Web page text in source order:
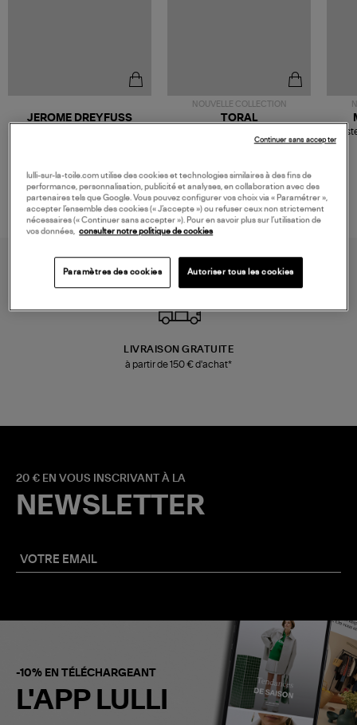
JEROME DREYFUSS
NOUVELLE COLLECTION
189,00 €
TORAL
Mousse
LIVRAISON GRATUITE
à partir de 150 € d'achat*
20 € EN VOUS INSCRIVANT À LA
NEWSLETTER
-10% EN TÉLÉCHARGEANT
L'APP LULLI
lulli-sur-la-toile.com utilise des cookies et technologies similaires à des fins de
performance, personnalisation, publicité et analyses, en collaboration avec des
partenaires tels que Google. Vous pouvez configurer vos choix via « Paramétrer »,
accepter l’ensemble des cookies (« J’accepte ») ou refuser ceux non strictement
nécessaires (« Continuer sans accepter »). Pour en savoir plus sur l’utilisation de
vos données, consulter notre politique de cookies
Paramètres des cookies Autoriser tous les cookies
Continuer sans accepter